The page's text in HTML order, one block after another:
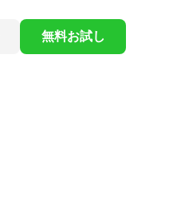
無料お試し